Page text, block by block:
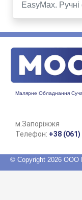
EasyMax.
Малярне Обладнання
м.Запоріжжя
Телефон: +38
© Copyright 2026 ООО